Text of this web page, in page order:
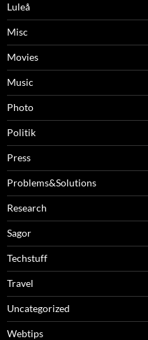
Luleå
Misc
Movies
Music
Photo
Politik
Press
Problems&Solutions
Research
Sagor
Techstuff
Travel
Uncategorized
Webtips